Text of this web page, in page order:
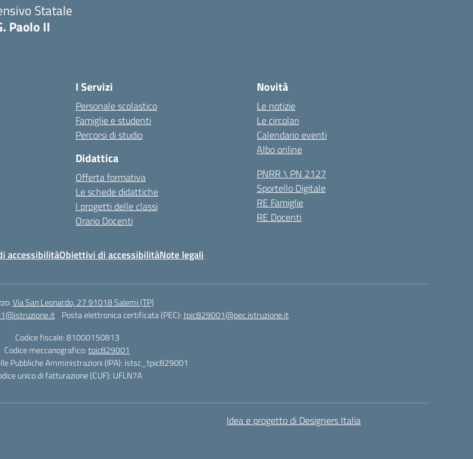
Statale
Paolo II
I Servizi
Personale scolastico
Famiglie e studenti
Percorsi di studio
Didattica
Offerta formativa
Le schede didattiche
I progetti delle classi
Orario Docenti
Novità
Le notizie
Le circolari
Calendario eventi
Albo online
PNRR \ PN 2127
Sportello Digitale
RE Famiglie
RE Docenti
accessibilitàObiettivi di accessibilitàNote legali
Via San Leonardo, 27 91018 Salemi (TP)
Posta elettronica certificata (PEC):tpic829001@pec.istruzione.it
Codice fiscale: 81000150813
Codice meccanografico:tpic829001
Pubbliche Amministrazioni (IPA): istsc_tpic829001
unico di fatturazione (CUF): UFLN7A
Idea e progetto di Designers Italia